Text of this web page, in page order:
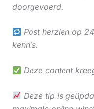
doorgevoerd.
Post herzien op
kennis.
Deze content
Deze tip is